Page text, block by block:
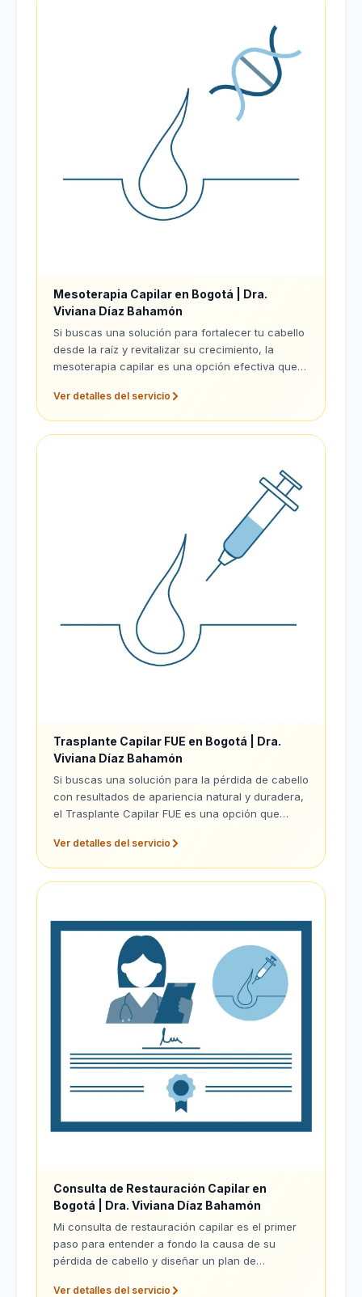
Mesoterapia Capilar en Bogotá | Dra.
Viviana Díaz Bahamón
Si buscas una solución para fortalecer tu cabello
desde la raíz y revitalizar su crecimiento, la
mesoterapia capilar es una opción efectiva que
Ver detalles del servicio
Trasplante Capilar FUE en Bogotá | Dra.
Viviana Díaz Bahamón
Si buscas una solución para la pérdida de cabello
con resultados de apariencia natural y duradera,
el Trasplante Capilar FUE es una opción que
Ver detalles del servicio
Consulta de Restauración Capilar en
Bogotá | Dra. Viviana Díaz Bahamón
Mi consulta de restauración capilar es el primer
paso para entender a fondo la causa de su
pérdida de cabello y diseñar un plan de
Ver detalles del servicio